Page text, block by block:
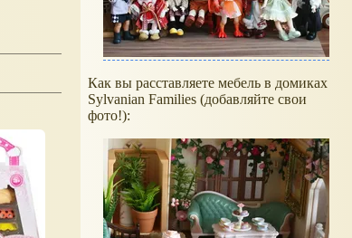
Как вы расставляете мебель в домиках
Sylvanian Families (добавляйте свои
фото!):